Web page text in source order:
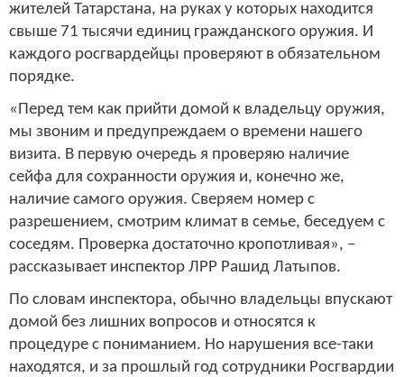
жителей Татарстана, на руках у которых находится
свыше 71 тысячи единиц гражданского оружия. И
каждого росгвардейцы проверяют в обязательном
порядке.
«Перед тем как прийти домой к владельцу оружия,
мы звоним и предупреждаем о времени нашего
визита. В первую очередь я проверяю наличие
сейфа для сохранности оружия и, конечно же,
наличие самого оружия. Сверяем номер с
разрешением, смотрим климат в семье, беседуем с
соседям. Проверка достаточно кропотливая», –
рассказывает инспектор ЛРР Рашид Латыпов.
По словам инспектора, обычно владельцы впускают
домой без лишних вопросов и относятся к
процедуре с пониманием. Но нарушения все-таки
находятся, и за прошлый год сотрудники Росгвардии